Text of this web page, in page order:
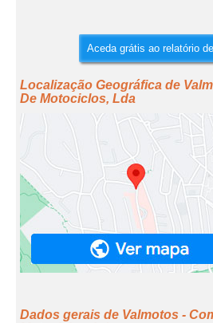
Aceda grátis ao relatório
Localização Geográfica de
De Motociclos, Lda
Dados gerais de Valmotos -